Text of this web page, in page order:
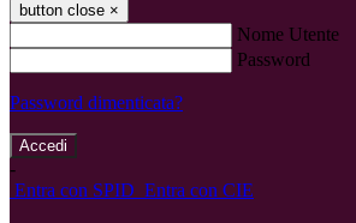
button close ×
Nome Utente
Password
Password dimenticata?
-
Entra con SPID Entra con CIE